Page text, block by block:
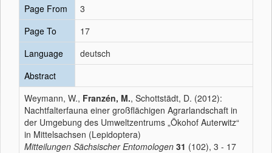
Page From
3
Page To
17
Language
deutsch
Abstract
Weymann, W., Franzén, M., Schottstädt, D. (2012):
Nachtfalterfauna einer großflächigen Agrarlandschaft in
der Umgebung des Umweltzentrums „Ökohof Auterwitz“
in Mittelsachsen (Lepidoptera)
Mitteilungen Sächsischer Entomologen 31 (102), 3 - 17